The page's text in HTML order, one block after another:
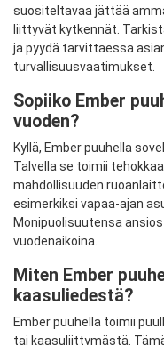
suositeltavaa jättää
liittyvät kytkennät.
ja pyydä tarvittaessa
turvallisuusvaatimukset.
Sopiiko Ember
vuoden?
Kyllä, Ember puuhella
Talvella se toimii
mahdollisuuden
esimerkiksi vapaa-ajan
Monipuolisuutensa
vuodenaikoina.
Miten Ember
kaasuliedestä?
Ember puuhella toimii
tai kaasuliittymästä.